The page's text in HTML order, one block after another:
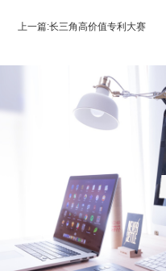
上一篇:长三角高价值专利大赛